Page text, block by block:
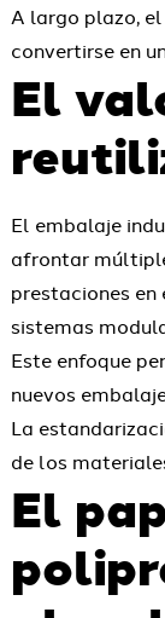
A largo plazo,
convertirse en
El
El embalaje
afrontar
prestaciones
sistemas
Este enfoque
nuevos
La
de los
El